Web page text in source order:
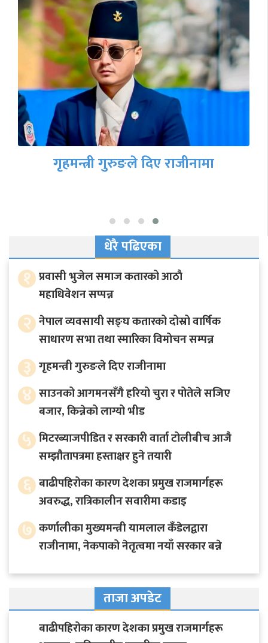
गृहमन्त्री गुरुङले दिए राजीनामा
धेरै पढिएका
१ प्रवासी भुजेल समाज कतारको आठाै
महाधिवेशन सप्पन्न
२ नेपाल व्यवसायी सङ्घ कतारको दोस्रो वार्षिक
साधारण सभा तथा स्मारिका विमोचन सम्पन्न
३ गृहमन्त्री गुरुङले दिए राजीनामा
४ साउनको आगमनसँगै हरियो चुरा र पोतेले सजिए
बजार, किन्नेको लाग्यो भीड
५ मिटरब्याजपीडित र सरकारी वार्ता टोलीबीच आजै
सम्झौतापत्रमा हस्ताक्षर हुने तयारी
६ बाढीपहिरोका कारण देशका प्रमुख राजमार्गहरू
अवरुद्ध, रात्रिकालीन सवारीमा कडाइ
७ कर्णालीका मुख्यमन्त्री यामलाल कँडेलद्वारा
राजीनामा, नेकपाको नेतृत्वमा नयाँ सरकार बन्ने
ताजा अपडेट
बाढीपहिरोका कारण देशका प्रमुख राजमार्गहरू